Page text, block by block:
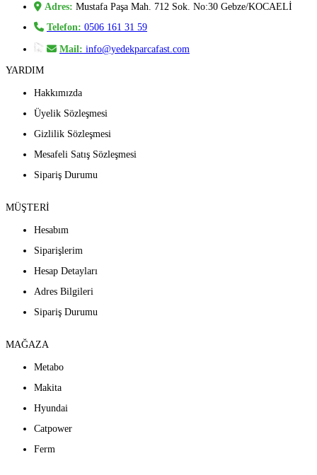
Adres: Mustafa Paşa Mah. 712 Sok. No:30 Gebze/KOCAELİ
Telefon: 0506 161 31 59
Mail: info@yedekparcafast.com
YARDIM
Hakkımızda
Üyelik Sözleşmesi
Gizlilik Sözleşmesi
Mesafeli Satış Sözleşmesi
Sipariş Durumu
MÜŞTERİ
Hesabım
Siparişlerim
Hesap Detayları
Adres Bilgileri
Sipariş Durumu
MAĞAZA
Metabo
Makita
Hyundai
Catpower
Ferm